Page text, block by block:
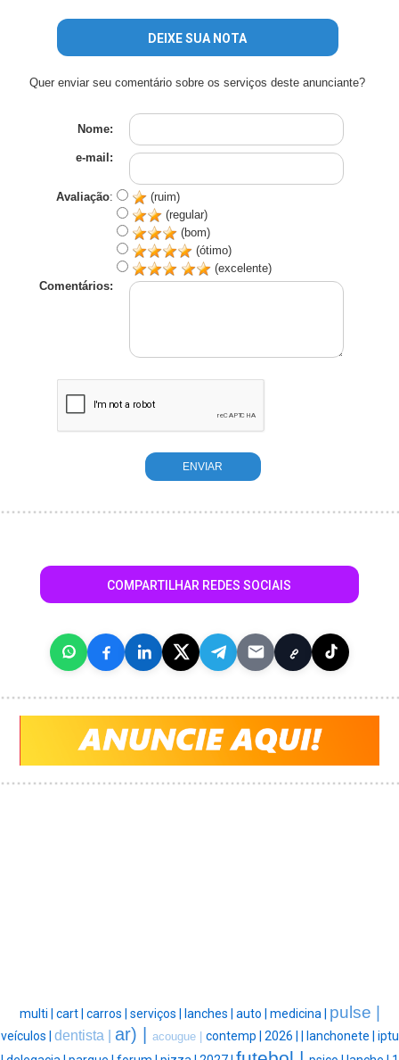
DEIXE SUA NOTA
Quer enviar seu comentário sobre os serviços deste anunciante?
Nome:
e-mail:
Avaliação:
(ruim)
(regular)
(bom)
(ótimo)
(excelente)
Comentários:
COMPARTILHAR REDES SOCIAIS
multi | cart | carros | serviços | lanches | auto | medicina | pulse |
veículos | dentista | ar) | acougue | contemp | 2026 | lanchonete | iptu